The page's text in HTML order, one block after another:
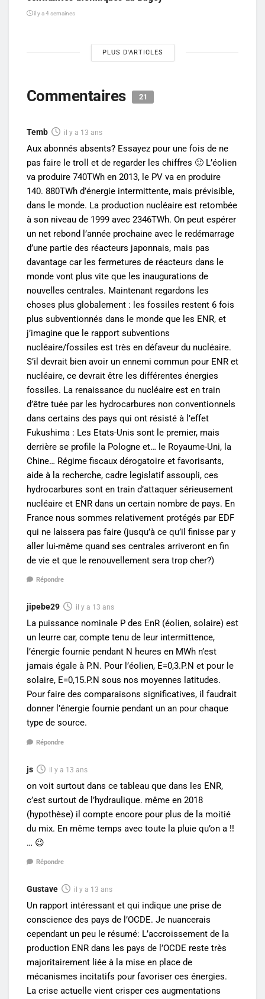
il y a 4 semaines
PLUS D'ARTICLES
Commentaires 21
Temb il y a 13 ans
Aux abonnés absents? Essayez pour une fois de ne
pas faire le troll et de regarder les chiffres 🙂 L’éolien
va produire 740TWh en 2013, le PV va en produire
140. 880TWh d’énergie intermittente, mais prévisible,
dans le monde. La production nucléaire est retombée
à son niveau de 1999 avec 2346TWh. On peut espérer
un net rebond l’année prochaine avec le redémarrage
d’une partie des réacteurs japonnais, mais pas
davantage car les fermetures de réacteurs dans le
monde vont plus vite que les inaugurations de
nouvelles centrales. Maintenant regardons les
choses plus globalement : les fossiles restent 6 fois
plus subventionnés dans le monde que les ENR, et
j’imagine que le rapport subventions
nucléaire/fossiles est très en défaveur du nucléaire.
S’il devrait bien avoir un ennemi commun pour ENR et
nucléaire, ce devrait être les différentes énergies
fossiles. La renaissance du nucléaire est en train
d’être tuée par les hydrocarbures non conventionnels
dans certains des pays qui ont résisté à l’effet
Fukushima : Les Etats-Unis sont le premier, mais
derrière se profile la Pologne et… le Royaume-Uni, la
Chine… Régime fiscaux dérogatoire et favorisants,
aide à la recherche, cadre legislatif assoupli, ces
hydrocarbures sont en train d’attaquer sérieusement
nucléaire et ENR dans un certain nombre de pays. En
France nous sommes relativement protégés par EDF
qui ne laissera pas faire (jusqu’à ce qu’il finisse par y
aller lui-même quand ses centrales arriveront en fin
de vie et que le renouvellement sera trop cher?)
Répondre
jipebe29 il y a 13 ans
La puissance nominale P des EnR (éolien, solaire) est
un leurre car, compte tenu de leur intermittence,
l’énergie fournie pendant N heures en MWh n’est
jamais égale à P.N. Pour l’éolien, E=0,3.P.N et pour le
solaire, E=0,15.P.N sous nos moyennes latitudes.
Pour faire des comparaisons significatives, il faudrait
donner l’énergie fournie pendant un an pour chaque
type de source.
Répondre
js il y a 13 ans
on voit surtout dans ce tableau que dans les ENR,
c’est surtout de l’hydraulique. même en 2018
(hypothèse) il compte encore pour plus de la moitié
du mix. En même temps avec toute la pluie qu’on a !!
… 😉
Répondre
Gustave il y a 13 ans
Un rapport intéressant et qui indique une prise de
conscience des pays de l’OCDE. Je nuancerais
cependant un peu le résumé: L’accroissement de la
production ENR dans les pays de l’OCDE reste très
majoritairement liée à la mise en place de
mécanismes incitatifs pour favoriser ces énergies.
La crise actuelle vient crisper ces augmentations